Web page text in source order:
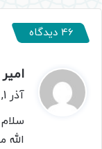
46 دیدگاه
آذر 1, 1402 در 7:51 ب.ظ
الله